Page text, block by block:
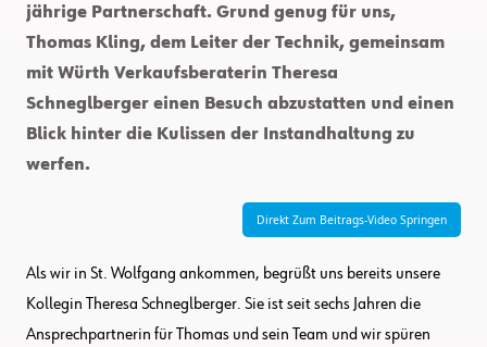
jährige Partnerschaft. Grund genug für uns,
Thomas Kling, dem Leiter der Technik, gemeinsam
mit Würth Verkaufsberaterin Theresa
Schneglberger einen Besuch abzustatten und einen
Blick hinter die Kulissen der Instandhaltung zu
werfen.
Direkt Zum Beitrags-Video Springen
Als wir in St. Wolfgang ankommen, begrüßt uns bereits unsere
Kollegin Theresa Schneglberger. Sie ist seit sechs Jahren die
Ansprechpartnerin für Thomas und sein Team und wir spüren